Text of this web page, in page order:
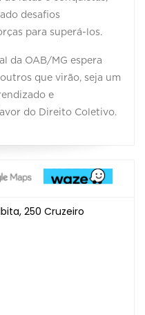
desafios
para superá-los.
da OAB/MG espera
que virão, seja um
e
do Direito Coletivo.
250 Cruzeiro